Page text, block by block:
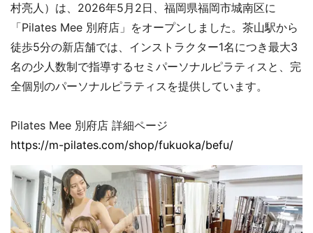
村亮人）は、2026年5月2日、福岡県福岡市城南区に
「Pilates Mee 別府店」をオープンしました。茶山駅から
徒歩5分の新店舗では、インストラクター1名につき最大3
名の少人数制で指導するセミパーソナルピラティスと、完
全個別のパーソナルピラティスを提供しています。
Pilates Mee 別府店 詳細ページ
https://m-pilates.com/shop/fukuoka/befu/